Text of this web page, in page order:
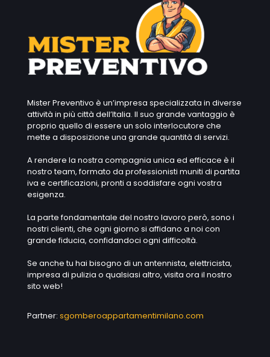
Mister Preventivo è un’impresa specializzata in diverse
attività in più città dell’Italia. Il suo grande vantaggio è
proprio quello di essere un solo interlocutore che
mette a disposizione una grande quantità di servizi.
A rendere la nostra compagnia unica ed efficace è il
nostro team, formato da professionisti muniti di partita
iva e certificazioni, pronti a soddisfare ogni vostra
esigenza.
La parte fondamentale del nostro lavoro però, sono i
nostri clienti, che ogni giorno si affidano a noi con
grande fiducia, confidandoci ogni difficoltà.
Se anche tu hai bisogno di un antennista, elettricista,
impresa di pulizia o qualsiasi altro, visita ora il nostro
sito web!
Partner: sgomberoappartamentimilano.com